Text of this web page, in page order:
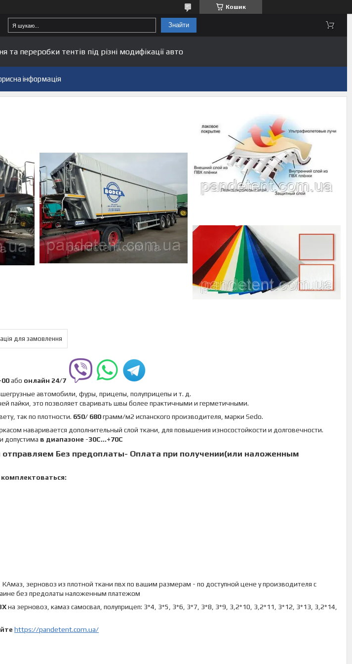
Кошик
Знайти
переробки тентів під різні модифікації авто
інформація
для замовлення
00або онлайн 24/7
автомобили, фуры, прицепы, полуприцепы и т. д.
пайки, это позволяет сваривать швы более практичными и герметичными.
так по плотности. 650/ 680грамм/м2 испанского производителя, марки Sedo.
наваривается дополнительный слой ткани, для повышения износостойкости и долговечности.
допустима в диапазоне -30C...+70C
отправляем Без предоплаты- Оплата при получении(или наложенным
КАмаз, зерновоз из плотной ткани пвх по вашим размерам - по доступной цене у производителя с
без предолаты наложенным платежом
на зерновоз, камаз самосвал, полуприцеп: 3*4, 3*5, 3*6, 3*7, 3*8, 3*9, 3,2*10, 3,2*11, 3*12, 3*13, 3,2*14,
https://pandetent.com.ua/